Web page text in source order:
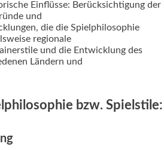
Einflüsse: Berücksichtigung der
und
die die Spielphilosophie
regionale
und die Entwicklung des
Ländern und
bzw. Spielstile: